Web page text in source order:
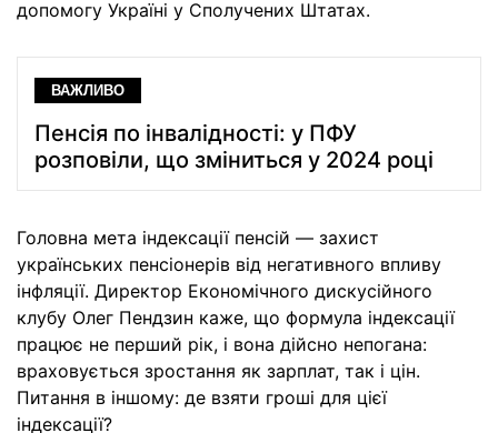
допомогу Україні у Сполучених Штатах.
ВАЖЛИВО
Пенсія по інвалідності: у ПФУ
розповіли, що зміниться у 2024 році
Головна мета індексації пенсій — захист
українських пенсіонерів від негативного впливу
інфляції. Директор Економічного дискусійного
клубу Олег Пендзин каже, що формула індексації
працює не перший рік, і вона дійсно непогана:
враховується зростання як зарплат, так і цін.
Питання в іншому: де взяти гроші для цієї
індексації?